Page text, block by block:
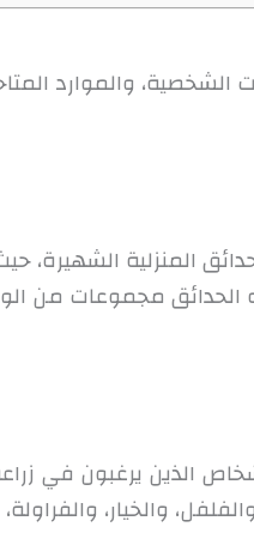
الشخصية، والموارد
المنزلية الشهيرة، حيث
مجموعات من
الذين يرغبون في
والخيار،